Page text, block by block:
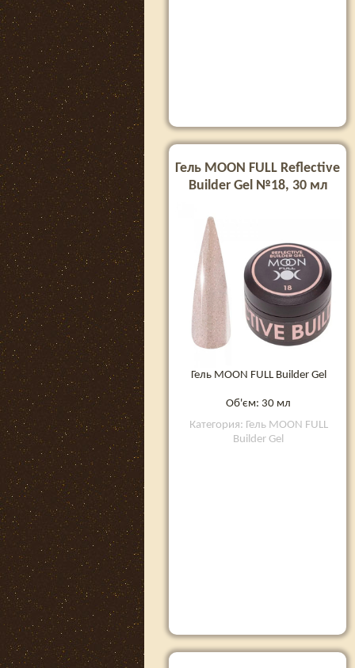
Гель MOON FULL Reflective
Builder Gel №18, 30 мл
Гель MOON FULL Builder Gel
Об'єм: 30 мл
Категория: Гель MOON FULL
Builder Gel